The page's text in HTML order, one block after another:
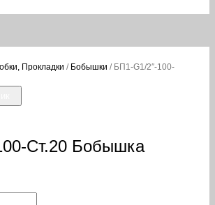
Прокладки / Бобышки / БП1-G1/2″-100-
Ст.20 Бобышка